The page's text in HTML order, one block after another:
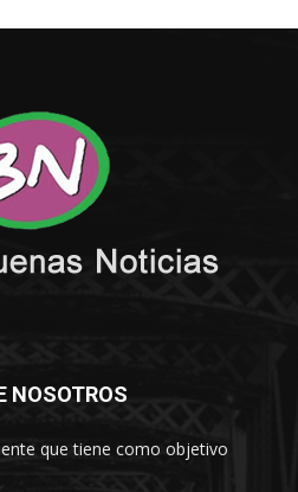
NOSOTROS
que tiene como objetivo